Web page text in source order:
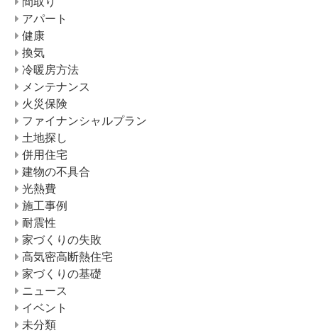
アパート
健康
換気
冷暖房方法
メンテナンス
火災保険
ファイナンシャルプラン
土地探し
併用住宅
建物の不具合
光熱費
施工事例
耐震性
家づくりの失敗
高気密高断熱住宅
家づくりの基礎
ニュース
イベント
未分類